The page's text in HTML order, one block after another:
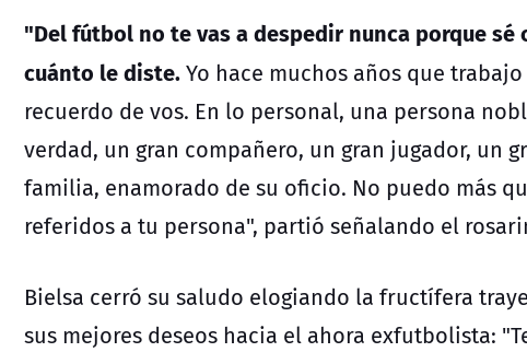
"Del fútbol no te vas a despedir nunca porque
cuánto le diste.Yo hace muchos años que
recuerdo de vos. En lo personal, una persona
verdad, un gran compañero, un gran jugador, un
familia, enamorado de su oficio. No puedo más
referidos a tu persona", partió señalando el
Bielsa cerró su saludo elogiando la fructífera
sus mejores deseos hacia el ahora exfutbolista: